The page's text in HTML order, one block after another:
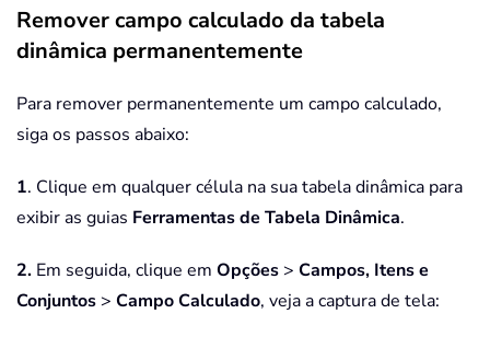
Remover campo calculado da tabela
dinâmica permanentemente
Para remover permanentemente um campo calculado,
siga os passos abaixo:
1. Clique em qualquer célula na sua tabela dinâmica para
exibir as guias Ferramentas de Tabela Dinâmica.
2. Em seguida, clique em Opções > Campos, Itens e
Conjuntos > Campo Calculado, veja a captura de tela: